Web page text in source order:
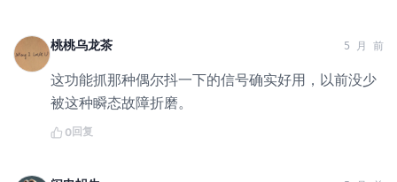
桃桃乌龙茶 5 月 前
这功能抓那种偶尔抖一下的信号确实好用，以前没少
被这种瞬态故障折磨。
0回复